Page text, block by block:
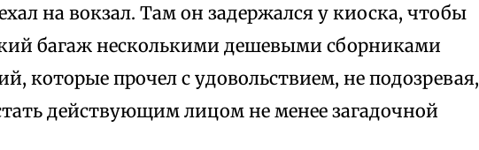
на вокзал. Там он задержался у киоска, чтобы
багаж несколькими дешевыми сборниками
которые прочел с удовольствием, не подозревая,
действующим лицом не менее загадочной